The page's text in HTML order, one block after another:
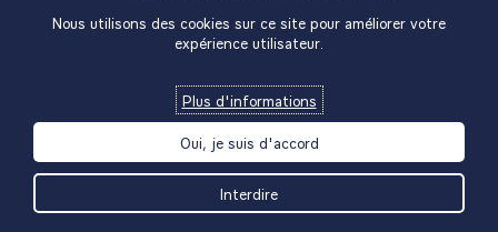
Nous utilisons des cookies sur ce site pour améliorer votre
expérience utilisateur.
Plus d'informations
Oui, je suis d'accord
Interdire